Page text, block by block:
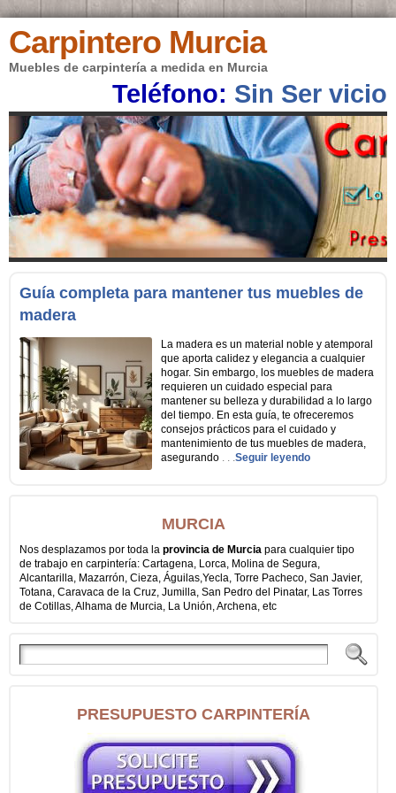
Carpintero Murcia
Muebles de carpintería a medida en Murcia
Teléfono: Sin Ser vicio
Guía completa para mantener tus muebles de
madera
La madera es un material noble y atemporal
que aporta calidez y elegancia a cualquier
hogar. Sin embargo, los muebles de madera
requieren un cuidado especial para
mantener su belleza y durabilidad a lo largo
del tiempo. En esta guía, te ofreceremos
consejos prácticos para el cuidado y
mantenimiento de tus muebles de madera,
asegurando . . .Seguir leyendo
MURCIA
Nos desplazamos por toda la provincia de Murcia para cualquier tipo
de trabajo en carpintería: Cartagena, Lorca, Molina de Segura,
Alcantarilla, Mazarrón, Cieza, Águilas,Yecla, Torre Pacheco, San Javier,
Totana, Caravaca de la Cruz, Jumilla, San Pedro del Pinatar, Las Torres
de Cotillas, Alhama de Murcia, La Unión, Archena, etc
PRESUPUESTO CARPINTERÍA